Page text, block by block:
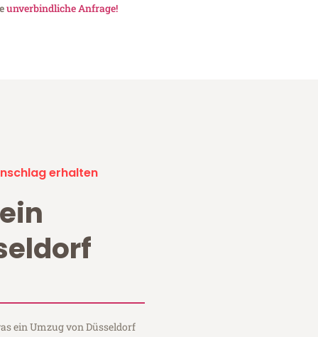
unverbindliche Anfrage!
erhalten
ein Umzug von Düsseldorf